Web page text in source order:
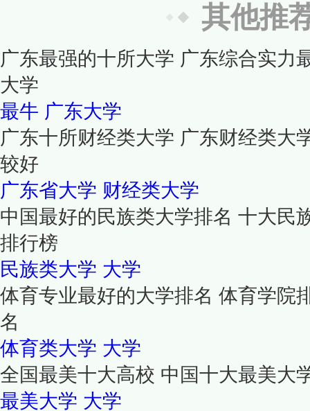
其他推
广东最强的十所大学 广东综合实力
大学
最牛 广东大学
广东十所财经类大学 广东财经类大
较好
广东省大学 财经类大学
中国最好的民族类大学排名 十大民
排行榜
民族类大学 大学
体育专业最好的大学排名 体育学院
名
体育类大学 大学
全国最美十大高校 中国十大最美大
最美大学 大学